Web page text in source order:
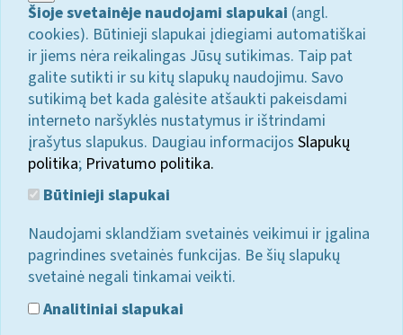
Šioje svetainėje naudojami slapukai (angl.
cookies). Būtinieji slapukai įdiegiami automatiškai
ir jiems nėra reikalingas Jūsų sutikimas. Taip pat
galite sutikti ir su kitų slapukų naudojimu. Savo
sutikimą bet kada galėsite atšaukti pakeisdami
interneto naršyklės nustatymus ir ištrindami
įrašytus slapukus. Daugiau informacijos Slapukų
politika; Privatumo politika.
Būtinieji slapukai
Naudojami sklandžiam svetainės veikimui ir įgalina
pagrindines svetainės funkcijas. Be šių slapukų
svetainė negali tinkamai veikti.
Analitiniai slapukai